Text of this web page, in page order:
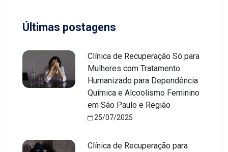
Últimas postagens
Clínica de Recuperação Só para
Mulheres com Tratamento
Humanizado para Dependência
Química e Alcoolismo Feminino
em São Paulo e Região
25/07/2025
Clínica de Recuperação para